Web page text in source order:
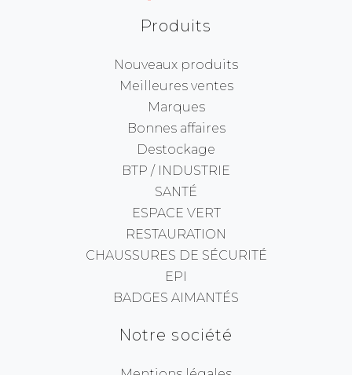
Produits
Nouveaux produits
Meilleures ventes
Marques
Bonnes affaires
Destockage
BTP / INDUSTRIE
SANTÉ
ESPACE VERT
RESTAURATION
CHAUSSURES DE SÉCURITÉ
EPI
BADGES AIMANTÉS
Notre société